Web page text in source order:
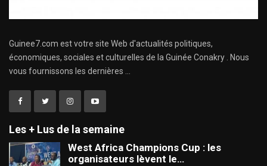
Guinee7.com est votre site Web d'actualités politiques,
économiques, sociales et culturelles de la Guinée Conakry . Nous
vous fournissons les dernières ...
Les + Lus de la semaine
West Africa Champions Cup : les
organisateurs lèvent le…